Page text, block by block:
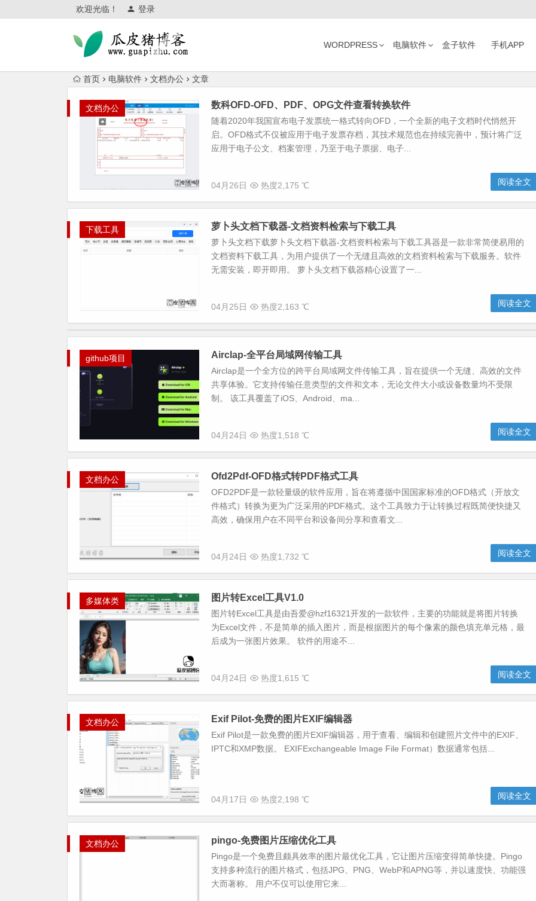
欢迎光临！ 登录
WORDPRESS 电脑软件 盒子软件 手机APP
首页 电脑软件 文档办公 文章
文档办公 数科OFD-OFD、PDF、OPG文件查看转换软件
随着2020年我国宣布电子发票统一格式转向OFD，一个全新的电子文档时代悄然开
启。OFD格式不仅被应用于电子发票存档，其技术规范也在持续完善中，预计将广泛
应用于电子公文、档案管理，乃至于电子票据、电子...
04月26日 热度2,175 ℃ 阅读全文
下载工具 萝卜头文档下载器-文档资料检索与下载工具
萝卜头文档下载萝卜头文档下载器-文档资料检索与下载工具器是一款非常简便易用的
文档资料下载工具，为用户提供了一个无缝且高效的文档资料检索与下载服务。软件
无需安装，即开即用。 萝卜头文档下载器精心设置了一...
04月25日 热度2,163 ℃ 阅读全文
github项目 Airclap-全平台局域网传输工具
Airclap是一个全方位的跨平台局域网文件传输工具，旨在提供一个无缝、高效的文件
共享体验。它支持传输任意类型的文件和文本，无论文件大小或设备数量均不受限
制。 该工具覆盖了iOS、Android、ma...
04月24日 热度1,518 ℃ 阅读全文
文档办公 Ofd2Pdf-OFD格式转PDF格式工具
OFD2PDF是一款轻量级的软件应用，旨在将遵循中国国家标准的OFD格式（开放文
件格式）转换为更为广泛采用的PDF格式。这个工具致力于让转换过程既简便快捷又
高效，确保用户在不同平台和设备间分享和查看文...
04月24日 热度1,732 ℃ 阅读全文
多媒体类 图片转Excel工具V1.0
图片转Excel工具是由吾爱@hzf16321开发的一款软件，主要的功能就是将图片转换
为Excel文件，不是简单的插入图片，而是根据图片的每个像素的颜色填充单元格，最
后成为一张图片效果。 软件的用途不...
04月24日 热度1,615 ℃ 阅读全文
文档办公 Exif Pilot-免费的图片EXIF编辑器
Exif Pilot是一款免费的图片EXIF编辑器，用于查看、编辑和创建照片文件中的EXIF、
IPTC和XMP数据。 EXIFExchangeable Image File Format）数据通常包括...
04月17日 热度2,198 ℃ 阅读全文
文档办公 pingo-免费图片压缩优化工具
Pingo是一个免费且颇具效率的图片最优化工具，它让图片压缩变得简单快捷。Pingo
支持多种流行的图片格式，包括JPG、PNG、WebP和APNG等，并以速度快、功能强
大而著称。 用户不仅可以使用它来...